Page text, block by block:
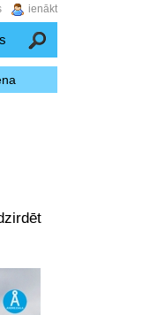
Meklēšana
ienākt